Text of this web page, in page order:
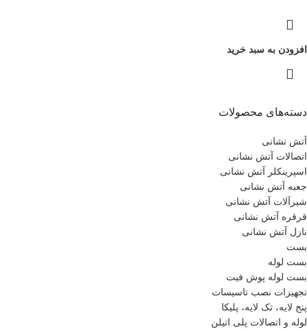
دسته‌های محصولات
آتش نشانی
اتصالات آتش نشانی
اسپرینکلر آتش نشانی
جعبه آتش نشانی
شیرآلات آتش نشانی
قرقره آتش نشانی
نازل آتش نشانی
بست
بست لوله
بست لوله پوش فیت
تجهیزات نصب تاسیسات
پنج لایه، تک لایه، پلیکا
لوله و اتصالات پلی اتیلن
افزودن به سبد خرید